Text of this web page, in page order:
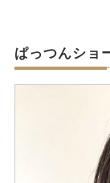
ぱっつんショ